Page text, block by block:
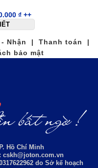
₫++
- Nhận | Thanh toán |
bảo mật
Hồ Chí Minh
cskh@joton.com.vn
do Sở kế hoạch